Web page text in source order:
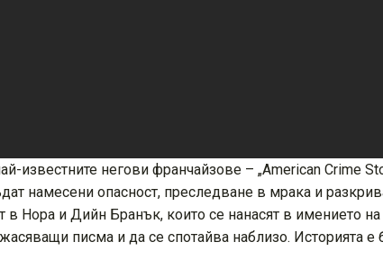
негови франчайзове – „American Crime
намесени опасност, преследване в мрака и
Нора и Дийн Бранък, които се нанасят в имението
писма и да се спотайва наблизо. Историята е